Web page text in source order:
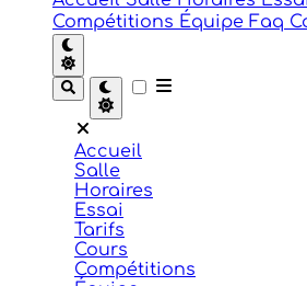
Compétitions Équipe Faq
Accueil
Salle
Horaires
Essai
Tarifs
Cours
Compétitions